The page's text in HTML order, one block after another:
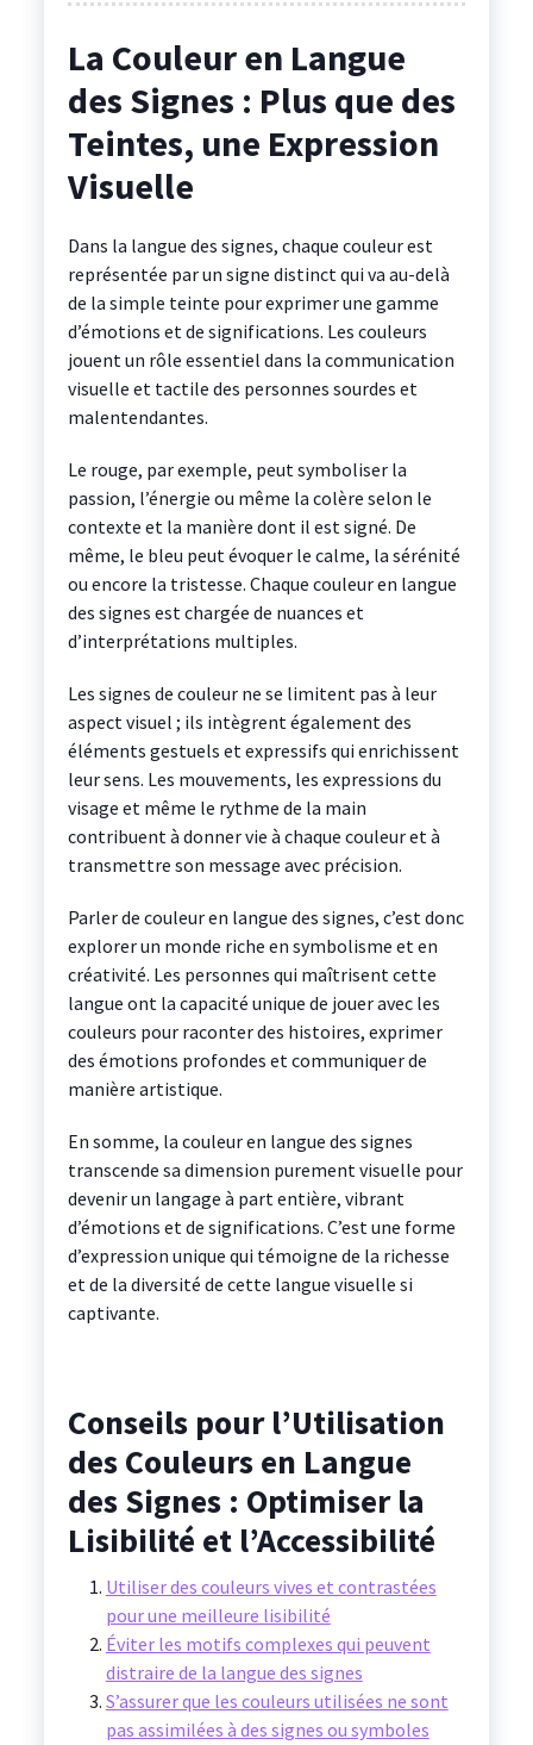
La Couleur en Langue
des Signes : Plus que des
Teintes, une Expression
Visuelle
Dans la langue des signes, chaque couleur est
représentée par un signe distinct qui va au-delà
de la simple teinte pour exprimer une gamme
d’émotions et de significations. Les couleurs
jouent un rôle essentiel dans la communication
visuelle et tactile des personnes sourdes et
malentendantes.
Le rouge, par exemple, peut symboliser la
passion, l’énergie ou même la colère selon le
contexte et la manière dont il est signé. De
même, le bleu peut évoquer le calme, la sérénité
ou encore la tristesse. Chaque couleur en langue
des signes est chargée de nuances et
d’interprétations multiples.
Les signes de couleur ne se limitent pas à leur
aspect visuel ; ils intègrent également des
éléments gestuels et expressifs qui enrichissent
leur sens. Les mouvements, les expressions du
visage et même le rythme de la main
contribuent à donner vie à chaque couleur et à
transmettre son message avec précision.
Parler de couleur en langue des signes, c’est donc
explorer un monde riche en symbolisme et en
créativité. Les personnes qui maîtrisent cette
langue ont la capacité unique de jouer avec les
couleurs pour raconter des histoires, exprimer
des émotions profondes et communiquer de
manière artistique.
En somme, la couleur en langue des signes
transcende sa dimension purement visuelle pour
devenir un langage à part entière, vibrant
d’émotions et de significations. C’est une forme
d’expression unique qui témoigne de la richesse
et de la diversité de cette langue visuelle si
captivante.
Conseils pour l’Utilisation
des Couleurs en Langue
des Signes : Optimiser la
Lisibilité et l’Accessibilité
Utiliser des couleurs vives et contrastées
pour une meilleure lisibilité
Éviter les motifs complexes qui peuvent
distraire de la langue des signes
S’assurer que les couleurs utilisées ne sont
pas assimilées à des signes ou symboles